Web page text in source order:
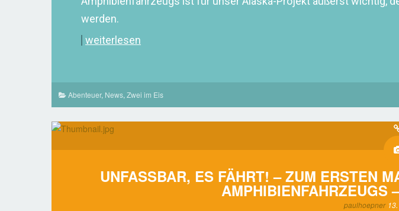
werden.
weiterlesen
Abenteuer, News, Zwei im Eis
UNFASSBAR, ES FÄHRT! – ZUM ERSTEN
AMPHIBIENFAHRZEUGS
paulhoepner